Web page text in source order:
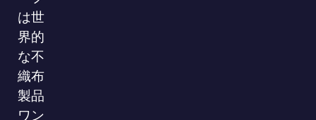
は世
界的
な不
織布
製品
ワン